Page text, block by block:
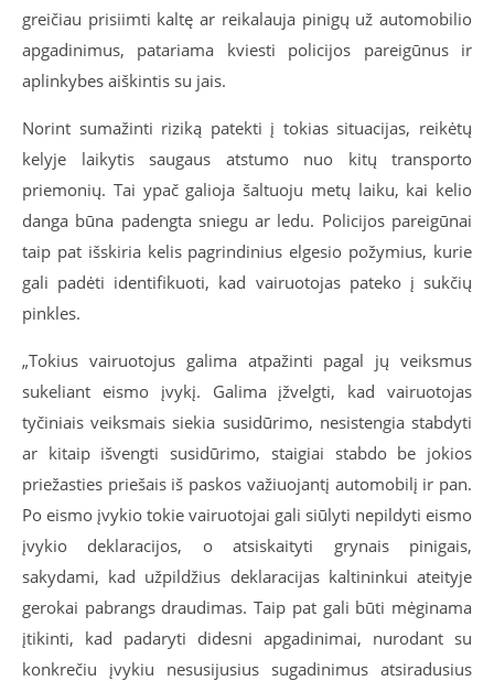
greičiau prisiimti kaltę ar reikalauja pinigų už automobilio
apgadinimus, patariama kviesti policijos pareigūnus ir
aplinkybes aiškintis su jais.
Norint sumažinti riziką patekti į tokias situacijas, reikėtų
kelyje laikytis saugaus atstumo nuo kitų transporto
priemonių. Tai ypač galioja šaltuoju metų laiku, kai kelio
danga būna padengta sniegu ar ledu. Policijos pareigūnai
taip pat išskiria kelis pagrindinius elgesio požymius, kurie
gali padėti identifikuoti, kad vairuotojas pateko į sukčių
pinkles.
„Tokius vairuotojus galima atpažinti pagal jų veiksmus
sukeliant eismo įvykį. Galima įžvelgti, kad vairuotojas
tyčiniais veiksmais siekia susidūrimo, nesistengia stabdyti
ar kitaip išvengti susidūrimo, staigiai stabdo be jokios
priežasties priešais iš paskos važiuojantį automobilį ir pan.
Po eismo įvykio tokie vairuotojai gali siūlyti nepildyti eismo
įvykio deklaracijos, o atsiskaityti grynais pinigais,
sakydami, kad užpildžius deklaracijas kaltininkui ateityje
gerokai pabrangs draudimas. Taip pat gali būti mėginama
įtikinti, kad padaryti didesni apgadinimai, nurodant su
konkrečiu įvykiu nesusijusius sugadinimus atsiradusius